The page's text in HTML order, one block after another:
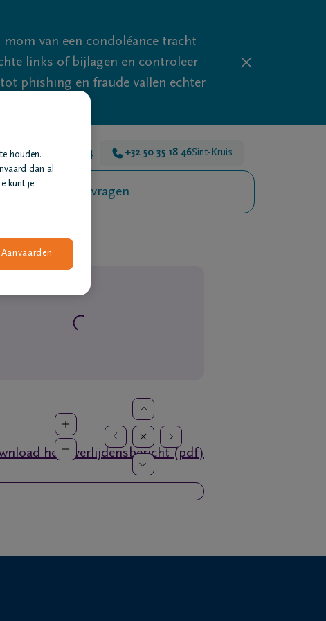
van een condoléance tracht
links of bijlagen en controleer
phishing en fraude vallen echter
er voor je 24u/24 +32 50 35 18 46Sint-Kruis
Veelgestelde vragen
het overlijdensbericht (pdf)
houden.
dan al
kunt je
Aanvaarden